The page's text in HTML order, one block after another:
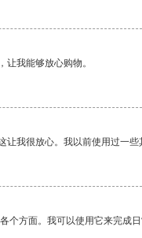
我能够放心购物。
我很放心。我以前使用过一
方面。我可以使用它来完成日